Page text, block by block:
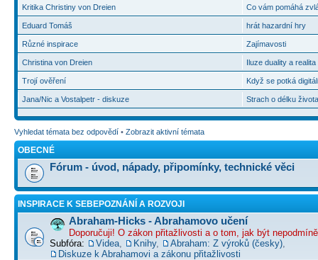
Kritika Christiny von Dreien
Eduard Tomáš
Různé inspirace
Christina von Dreien
Trojí ověření
Jana/Nic a Vostalpetr - diskuze
Co vám pomáhá
hrát hazardní hry
Zajímavosti
Iluze duality a
Když se potká
Strach o délku
Vyhledat témata bez odpovědí • Zobrazit aktivní témata
OBECNÉ
Fórum - úvod, nápady, připomínky, technické věci
INSPIRACE K SEBEPOZNÁNÍ A ROZVOJI
Abraham-Hicks - Abrahamovo učení
Doporučuji! O zákon přitažlivosti a o tom, jak být
Subfóra:
Videa Knihy, Abraham: Z výroků (česky)
Diskuze k Abrahamovi a zákonu přitažlivosti